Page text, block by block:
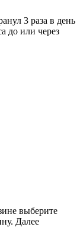
3 раза в день
до или через
выберите
Далее